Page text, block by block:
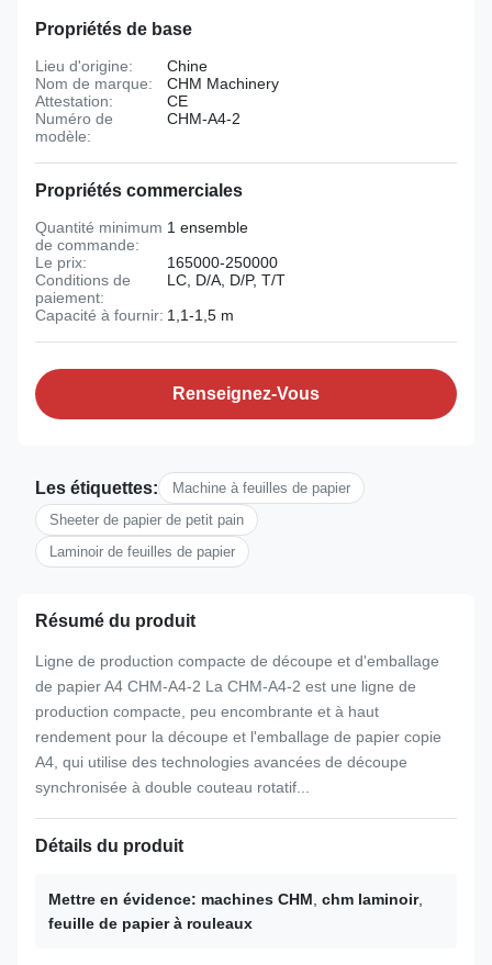
Propriétés de base
Lieu d'origine:
Chine
Nom de marque:
CHM Machinery
Attestation:
CE
Numéro de
modèle:
CHM-A4-2
Propriétés commerciales
Quantité minimum
de commande:
1 ensemble
Le prix:
165000-250000
Conditions de
paiement:
LC, D/A, D/P, T/T
Capacité à fournir: 1,1-1,5 m
Renseignez-Vous
Les étiquettes:
Machine à feuilles de papier
Sheeter de papier de petit pain
Laminoir de feuilles de papier
Résumé du produit
Ligne de production compacte de découpe et d'emballage
de papier A4 CHM-A4-2 La CHM-A4-2 est une ligne de
production compacte, peu encombrante et à haut
rendement pour la découpe et l'emballage de papier copie
A4, qui utilise des technologies avancées de découpe
synchronisée à double couteau rotatif...
Détails du produit
Mettre en évidence: machines CHM chm laminoir,
feuille de papier à rouleaux